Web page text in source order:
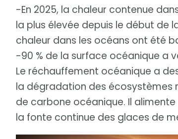
-En 2025, la chaleur contenue
la plus élevée depuis le début de
chaleur dans les océans ont été
-90 % de la surface océanique a
Le réchauffement océanique a
la dégradation des écosystèmes
de carbone océanique. Il
la fonte continue des glaces de